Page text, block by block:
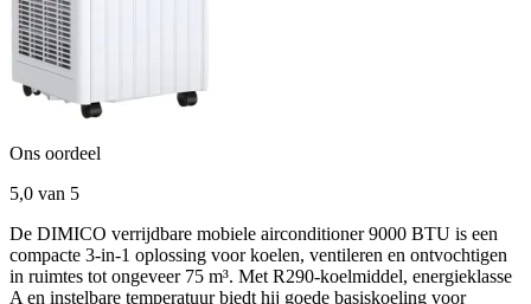
Ons oordeel
5,0 van 5
De DIMICO verrijdbare mobiele airconditioner 9000 BTU is een
compacte 3-in-1 oplossing voor koelen, ventileren en ontvochtigen
in ruimtes tot ongeveer 75 m³. Met R290-koelmiddel, energieklasse
A en instelbare temperatuur biedt hij goede basiskoeling voor